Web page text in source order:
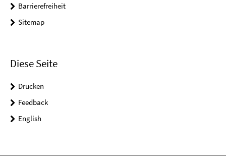
Barrierefreiheit
Sitemap
Diese Seite
Drucken
Feedback
English